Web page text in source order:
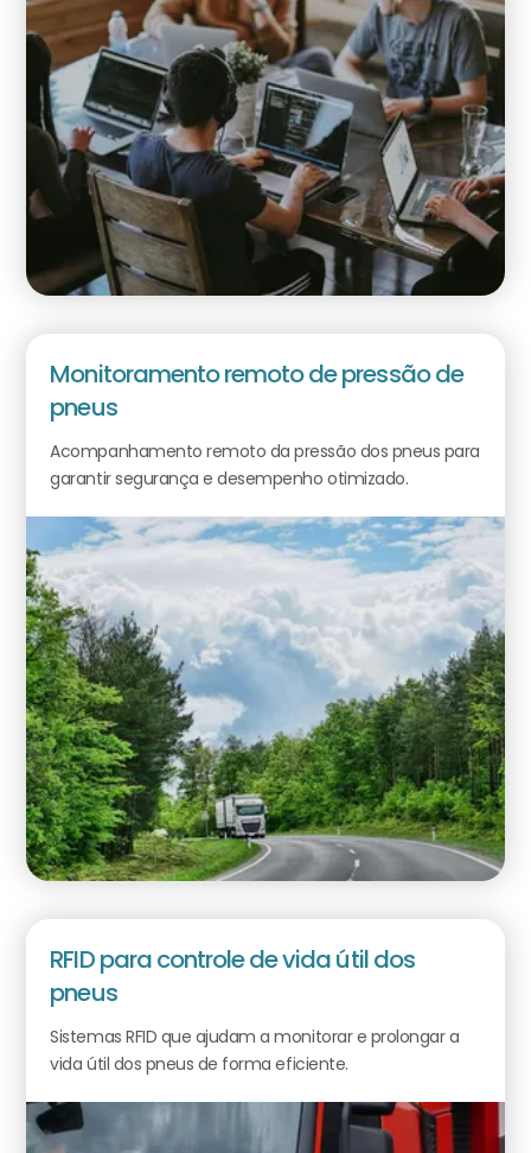
Monitoramento remoto de pressão de
pneus
Acompanhamento remoto da pressão dos pneus para
garantir segurança e desempenho otimizado.
RFID para controle de vida útil dos
pneus
Sistemas RFID que ajudam a monitorar e prolongar a
vida útil dos pneus de forma eficiente.